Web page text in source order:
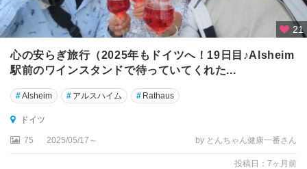
ウ
ル
ム
ウ
ー
ゼ
ム
島
21
心の安らぎ旅行（2025年もドイツへ！19日目♪Alsheim
駅前のワインスタンドで待っていてくれた...
#Alsheim # アルスハイム # Rathaus
ドイツ
75 2025/05/17～ by とんちゃん健康一番さん
投稿日：7ヶ月前